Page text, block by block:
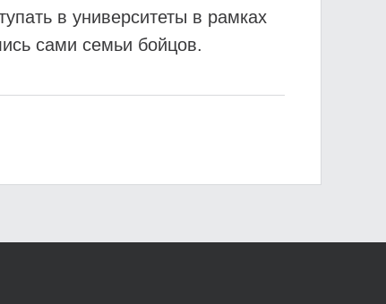
в университеты в рамках
сами семьи бойцов.